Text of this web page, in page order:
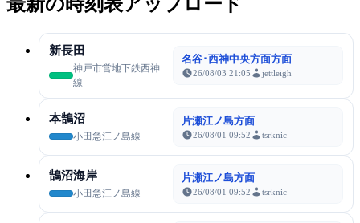
新長田
神戸市営地下鉄西神
線
名谷･西神中央方面方面
26/08/03 21:05 jettleigh
本鵠沼
小田急江ノ島線
片瀬江ノ島方面
26/08/01 09:52 tsrknic
鵠沼海岸
小田急江ノ島線
片瀬江ノ島方面
26/08/01 09:52 tsrknic